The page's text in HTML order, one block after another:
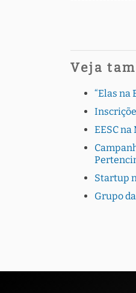
Veja
“Elas na
EESC
Startup
Grupo